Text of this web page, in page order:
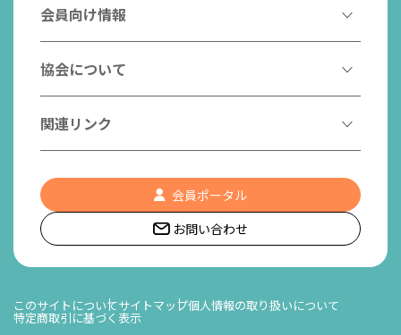
はたらく作業療法士
作業療法士の支援を受ける
チームの中で活躍する作業療法士
認知症の方への作業療法
作業療法士になるには
作業療法士として活躍する先輩
こんなところで活躍！作業療法士
入会案内
会員向け情報
協会からのお知らせ
研修会一覧
日本作業療法学会
協会について
会長挨拶
社員名簿
組織図
作業療法の定義
関連リンク
都道府県作業療法士会
作業療法士養成校一覧
世界作業療法士連盟 (WFOT)
日本作業療法士連盟
リンク集
会員ポータル
お問い合わせ
このサイトについてサイトマップ個人情報の取り扱いについて
特定商取引に基づく表示